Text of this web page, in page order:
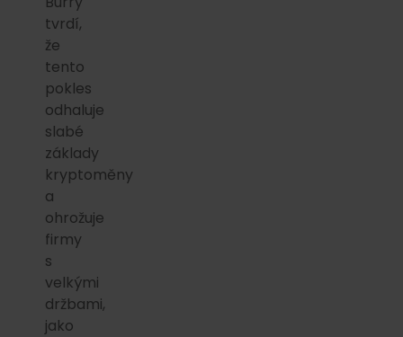
tvrdí,
že
tento
pokles
odhaluje
slabé
základy
kryptoměny
a
ohrožuje
firmy
s
velkými
držbami,
jako